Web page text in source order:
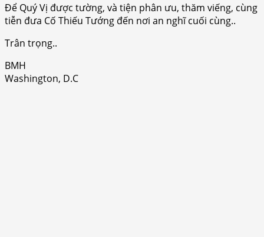
Để Quý Vị được tường, và tiện phân ưu, thăm viếng, cùng
tiễn đưa Cố Thiếu Tướng đến nơi an nghĩ cuối cùng..
Trân trọng..
BMH
Washington, D.C